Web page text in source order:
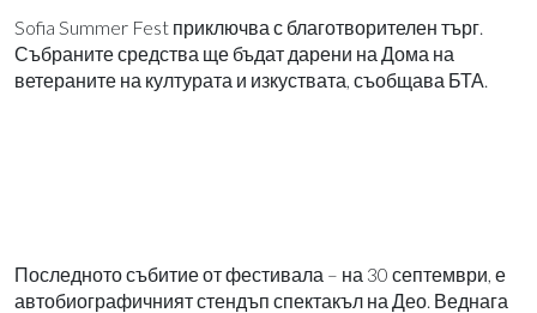
Sofia Summer Fest приключва с благотворителен търг.
Събраните средства ще бъдат дарени на Дома на
ветераните на културата и изкуствата, съобщава БТА.
Последното събитие от фестивала – на 30 септември, е
автобиографичният стендъп спектакъл на Део. Веднага